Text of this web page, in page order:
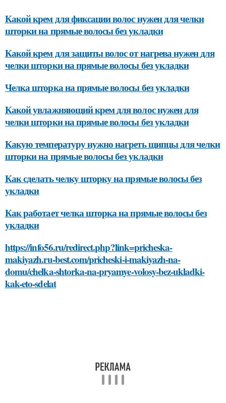
Какой крем для фиксации волос нужен для челки
шторки на прямые волосы без укладки
Какой крем для защиты волос от нагрева нужен для
челки шторки на прямые волосы без укладки
Челка шторка на прямые волосы без укладки
Какой увлажняющий крем для волос нужен для
челки шторки на прямые волосы без укладки
Какую температуру нужно нагреть щипцы для челки
шторки на прямые волосы без укладки
Как сделать челку шторку на прямые волосы без
укладки
Как работает челка шторка на прямые волосы без
укладки
https://info56.ru/redirect.php?link=pricheska-
makiyazh.ru-best.com/pricheski-i-makiyazh-na-
domu/chelka-shtorka-na-pryamye-volosy-bez-ukladki-
kak-eto-sdelat